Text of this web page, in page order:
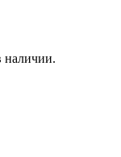
наличии.